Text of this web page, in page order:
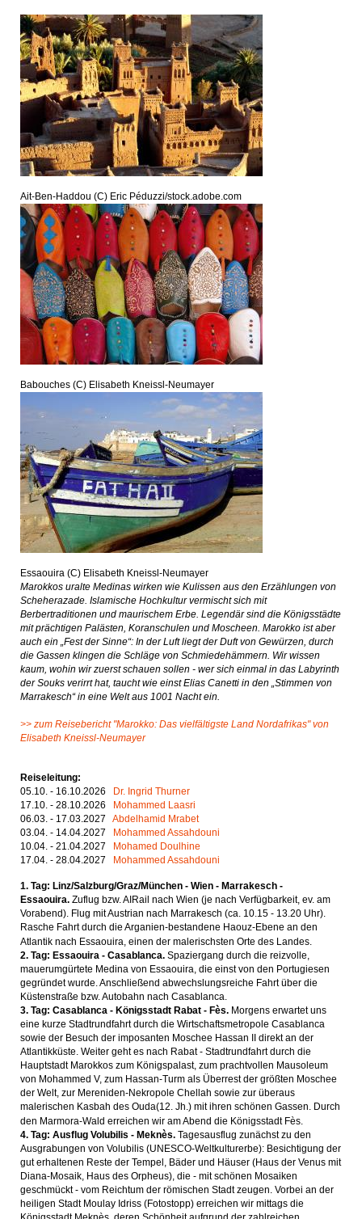
Ait-Ben-Haddou (C) Eric Péduzzi/stock.adobe.com
Babouches (C) Elisabeth Kneissl-Neumayer
Essaouira (C) Elisabeth Kneissl-Neumayer
Marokkos uralte Medinas wirken wie Kulissen aus den Erzählungen von
Scheherazade. Islamische Hochkultur vermischt sich mit
Berbertraditionen und maurischem Erbe. Legendär sind die Königsstädte
mit prächtigen Palästen, Koranschulen und Moscheen. Marokko ist aber
auch ein „Fest der Sinne“: In der Luft liegt der Duft von Gewürzen, durch
die Gassen klingen die Schläge von Schmiedehämmern. Wir wissen
kaum, wohin wir zuerst schauen sollen - wer sich einmal in das Labyrinth
der Souks verirrt hat, taucht wie einst Elias Canetti in den „Stimmen von
Marrakesch“ in eine Welt aus 1001 Nacht ein.
>> zum Reisebericht "Marokko: Das vielfältigste Land Nordafrikas" von
Elisabeth Kneissl-Neumayer
Reiseleitung:
05.10. - 16.10.2026
Dr. Ingrid Thurner
17.10. - 28.10.2026
Mohammed Laasri
06.03. - 17.03.2027 Abdelhamid Mrabet
03.04. - 14.04.2027
Mohammed Assahdouni
10.04. - 21.04.2027
Mohamed Doulhine
17.04. - 28.04.2027
Mohammed Assahdouni
1. Tag: Linz/Salzburg/Graz/München - Wien - Marrakesch -
Essaouira. Zuflug bzw. AIRail nach Wien (je nach Verfügbarkeit, ev. am
Vorabend). Flug mit Austrian nach Marrakesch (ca. 10.15 - 13.20 Uhr).
Rasche Fahrt durch die Arganien-bestandene Haouz-Ebene an den
Atlantik nach Essaouira, einen der malerischsten Orte des Landes.
2. Tag: Essaouira - Casablanca. Spaziergang durch die reizvolle,
mauerumgürtete Medina von Essaouira, die einst von den Portugiesen
gegründet wurde. Anschließend abwechslungsreiche Fahrt über die
Küstenstraße bzw. Autobahn nach Casablanca.
3. Tag: Casablanca - Königsstadt Rabat - Fès. Morgens erwartet uns
eine kurze Stadtrundfahrt durch die Wirtschaftsmetropole Casablanca
sowie der Besuch der imposanten Moschee Hassan II direkt an der
Atlantikküste. Weiter geht es nach Rabat - Stadtrundfahrt durch die
Hauptstadt Marokkos zum Königspalast, zum prachtvollen Mausoleum
von Mohammed V, zum Hassan-Turm als Überrest der größten Moschee
der Welt, zur Mereniden-Nekropole Chellah sowie zur überaus
malerischen Kasbah des Ouda(12. Jh.) mit ihren schönen Gassen. Durch
den Marmora-Wald erreichen wir am Abend die Königsstadt Fès.
4. Tag: Ausflug Volubilis - Meknès. Tagesausflug zunächst zu den
Ausgrabungen von Volubilis (UNESCO-Weltkulturerbe): Besichtigung der
gut erhaltenen Reste der Tempel, Bäder und Häuser (Haus der Venus mit
Diana-Mosaik, Haus des Orpheus), die - mit schönen Mosaiken
geschmückt - vom Reichtum der römischen Stadt zeugen. Vorbei an der
heiligen Stadt Moulay Idriss (Fotostopp) erreichen wir mittags die